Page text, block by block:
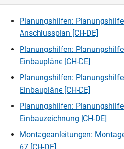
Planungshilfen:
Anschlussplan [CH-DE]
Planungshilfen:
Einbaupläne [CH-DE]
Planungshilfen:
Einbaupläne [CH-DE]
Planungshilfen:
Einbauzeichnung [CH-DE]
Montageanleitungen:
67 [CH-DE]